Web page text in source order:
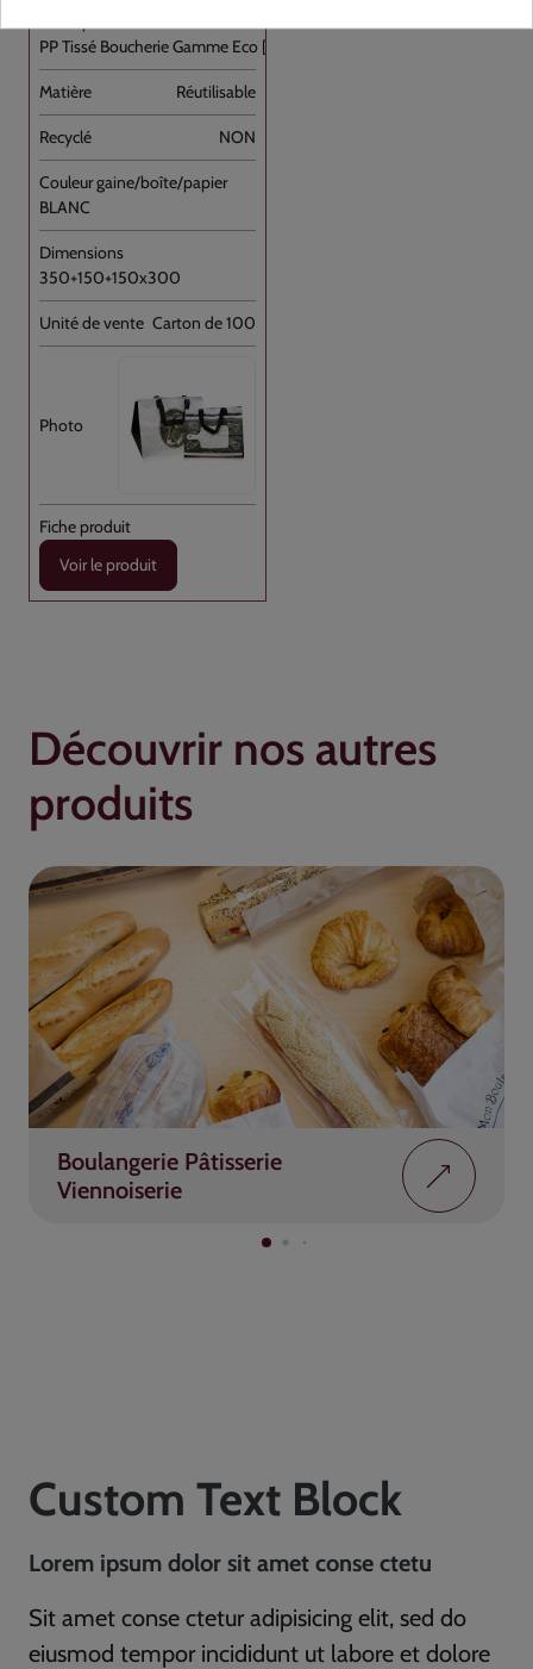
PP Tissé Boucherie Gamme Eco [...]
Réutilisable
NON
BLANC
350+150+150x300
Carton de 100
Voir le produit
Découvrir nos autres
produits
Boulangerie Pâtisserie
Viennoiserie
Custom Text Block
Lorem ipsum dolor sit amet conse ctetu
Sit amet conse ctetur adipisicing elit, sed do
eiusmod tempor incididunt ut labore et dolore